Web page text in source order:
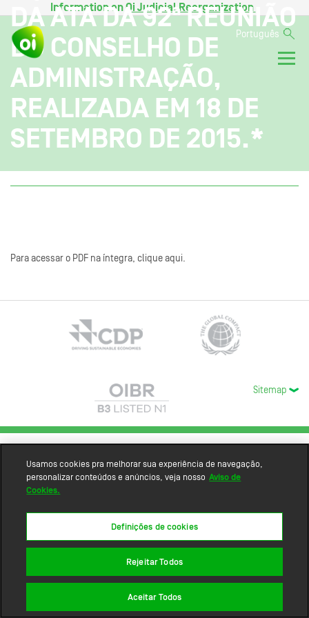
Information onOi Judicial Reorganization
Português
DA ATA DA 92ª REUNIÃO
DO CONSELHO DE
ADMINISTRAÇÃO,
REALIZADA EM 18 DE
SETEMBRO DE 2015.*
Para acessar o PDF na íntegra, clique aqui.
Sitemap
Usamos cookies pra melhorar sua experiência de navegação,
personalizar conteúdos e anúncios, veja nosso Aviso de
Cookies.
Definições de cookies
Rejeitar Todos
Aceitar Todos